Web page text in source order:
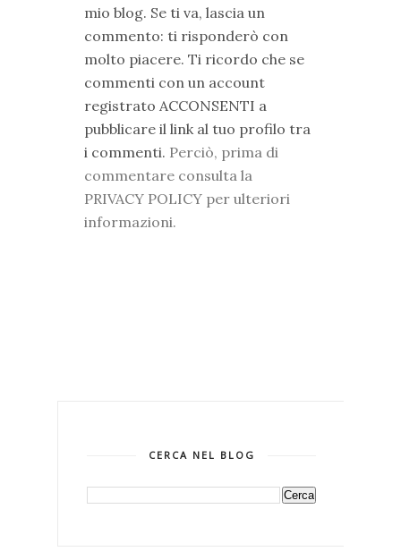
mio blog. Se ti va, lascia un
commento: ti risponderò con
molto piacere. Ti ricordo che se
commenti con un account
registrato ACCONSENTI a
pubblicare il link al tuo profilo tra
i commenti. Perciò, prima di
commentare consulta la
PRIVACY POLICY per ulteriori
informazioni.
CERCA NEL BLOG